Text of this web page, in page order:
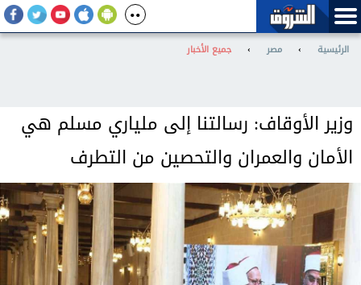
الرئيسية › مصر › جميع الأخبار
وزير الأوقاف: رسالتنا إلى ملياري مسلم هي
الأمان والعمران والتحصين من التطرف